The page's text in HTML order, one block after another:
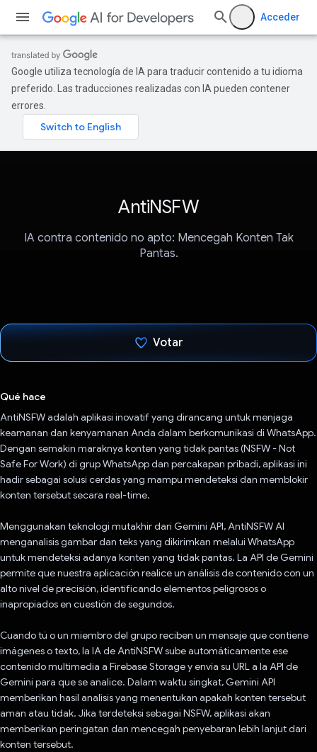
Acceder
Google utiliza tecnología de IA para traducir contenido a tu idioma
preferido. Las traducciones realizadas con IA pueden contener
errores.
AntiNSFW
IA contra contenido no apto: Mencegah Konten Tak
Pantas.
Votar
Qué hace
AntiNSFW adalah aplikasi inovatif yang dirancang untuk menjaga
keamanan dan kenyamanan Anda dalam berkomunikasi di WhatsApp.
Dengan semakin maraknya konten yang tidak pantas (NSFW - Not
Safe For Work) di grup WhatsApp dan percakapan pribadi, aplikasi ini
hadir sebagai solusi cerdas yang mampu mendeteksi dan memblokir
konten tersebut secara real-time.
Menggunakan teknologi mutakhir dari Gemini API, AntiNSFW AI
menganalisis gambar dan teks yang dikirimkan melalui WhatsApp
untuk mendeteksi adanya konten yang tidak pantas. La API de Gemini
permite que nuestra aplicación realice un análisis de contenido con un
alto nivel de precisión, identificando elementos peligrosos o
inapropiados en cuestión de segundos.
Cuando tú o un miembro del grupo reciben un mensaje que contiene
imágenes o texto, la IA de AntiNSFW sube automáticamente ese
contenido multimedia a Firebase Storage y envía su URL a la API de
Gemini para que se analice. Dalam waktu singkat, Gemini API
memberikan hasil analisis yang menentukan apakah konten tersebut
aman atau tidak. Jika terdeteksi sebagai NSFW, aplikasi akan
memberikan peringatan dan mencegah penyebaran lebih lanjut dari
konten tersebut.